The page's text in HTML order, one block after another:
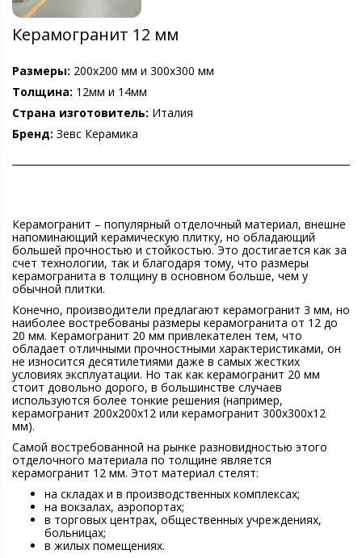
Керамогранит 12 мм
Размеры: 200х200 мм и 300х300 мм
Толщина: 12мм и 14мм
Страна изготовитель: Италия
Бренд: Зевс Керамика
Керамогранит – популярный отделочный материал, внешне
напоминающий керамическую плитку, но обладающий
большей прочностью и стойкостью. Это достигается как за
счет технологии, так и благодаря тому, что размеры
керамогранита в толщину в основном больше, чем у
обычной плитки.
Конечно, производители предлагают керамогранит 3 мм, но
наиболее востребованы размеры керамогранита от 12 до
20 мм. Керамогранит 20 мм привлекателен тем, что
обладает отличными прочностными характеристиками, он
не износится десятилетиями даже в самых жестких
условиях эксплуатации. Но так как керамогранит 20 мм
стоит довольно дорого, в большинстве случаев
используются более тонкие решения (например,
керамогранит 200х200х12 или керамогранит 300х300х12
мм).
Самой востребованной на рынке разновидностью этого
отделочного материала по толщине является
керамогранит 12 мм. Этот материал стелят:
на складах и в производственных комплексах;
на вокзалах, аэропортах;
в торговых центрах, общественных учреждениях,
больницах;
в жилых помещениях.